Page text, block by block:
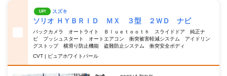
UP! スズキ
ソリオ ＨＹＢＲＩＤ ＭＸ ３型 ２ＷＤ ナビ
バックカメラ オートライト Ｂｌｕｅｔｏｏｔｈ スライドドア 純正ナ
ビ プッシュスタート オートエアコン 衝突被害軽減システム アイドリン
グストップ 横滑り防止機能 盗難防止システム 衝突安全ボディ
CVT | ピュアホワイトパール